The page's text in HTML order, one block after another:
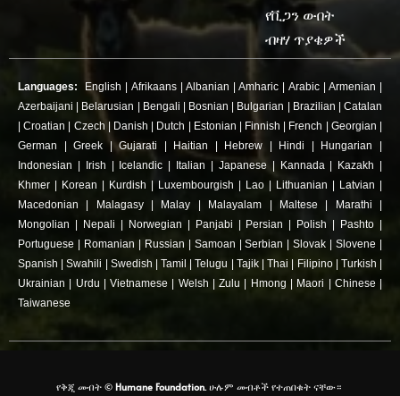
የቪጋን ውበት
ብዛሃ ጥያቄዎች
Languages: English | Afrikaans| Albanian |Amharic | Arabic| Armenian |
Azerbaijani | Belarusian | Bengali | Bosnian | Bulgarian | Brazilian |Catalan
|Croatian | Czech | Danish | Dutch | Estonian | Finnish | French | Georgian |
German |Greek |Gujarati | Haitian | Hebrew | Hindi | Hungarian
|
Indonesian | Irish | Icelandic | Italian | Japanese| Kannada | Kazakh |
Khmer | Korean | Kurdish | Luxembourgish | Lao | Lithuanian | Latvian |
Macedonian | Malagasy| Malay | Malayalam | Maltese | Marathi |
Mongolian | Nepali | Norwegian | Panjabi | Persian | Polish | Pashto |
Portuguese | Romanian | Russian | Samoan |Serbian |Slovak |Slovene |
Spanish |Swahili | Swedish |Tamil |Telugu | Tajik|Thai | Filipino| Turkish |
Ukrainian | Urdu |Vietnamese | Welsh |Zulu | Hmong | Maori | Chinese |
Taiwanese
የቅጂ መብት © Humane Foundation. ሁሉም መብቶች የተጠበቁት ናቸው።